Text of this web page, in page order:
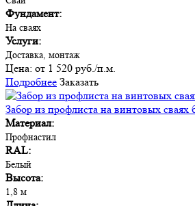
Фундамент:
На сваях
Услуги:
Доставка, монтаж
Цена: от 1 520 руб./п.м.
Подробнее Заказать
Забор из профлиста на винтовых сваях
Материал:
Профнастил
RAL:
Белый
Высота:
1,8 м